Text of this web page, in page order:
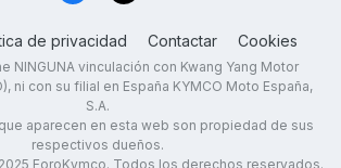
de privacidad Contactar Cookies
NINGUNA vinculación con Kwang Yang Motor
ni con su filial en España KYMCO Moto España,
S.A.
aparecen en esta web son propiedad de sus
respectivos dueños.
ForoKymco. Todos los derechos reservados.